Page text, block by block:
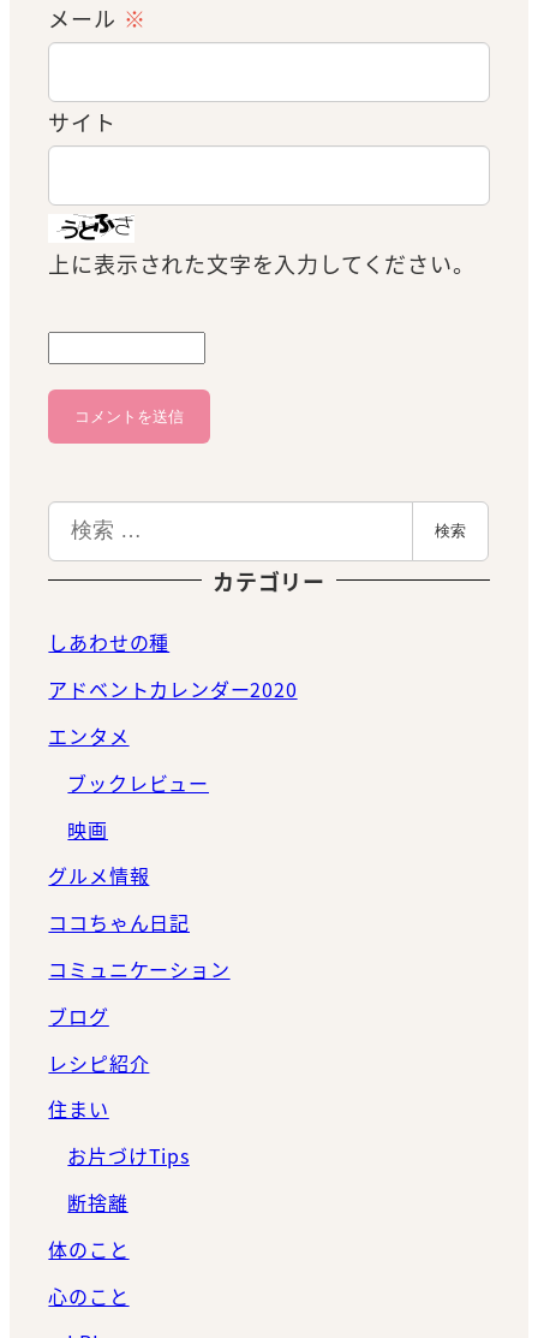
メール ※
サイト
上に表示された文字を入力してください。
索
検索
カテゴリー
しあわせの種
アドベントカレンダー2020
エンタメ
ブックレビュー
映画
グルメ情報
ココちゃん日記
コミュニケーション
ブログ
レシピ紹介
住まい
お片づけTips
断捨離
体のこと
心のこと